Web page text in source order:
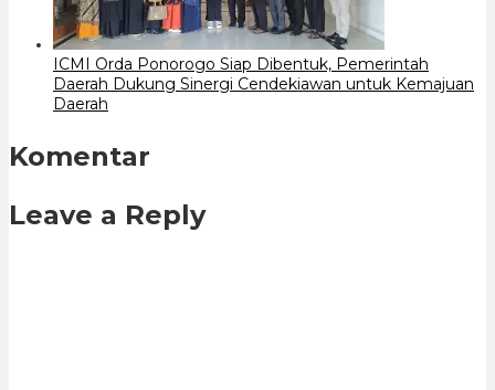
ICMI Orda Ponorogo Siap Dibentuk, Pemerintah
Daerah Dukung Sinergi Cendekiawan untuk Kemajuan
Daerah
Komentar
Leave a Reply